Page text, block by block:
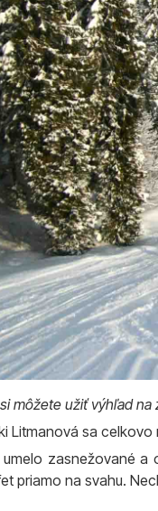
môžete užiť výhľad
Litmanová sa
zasnežované a
priamo na svahu.